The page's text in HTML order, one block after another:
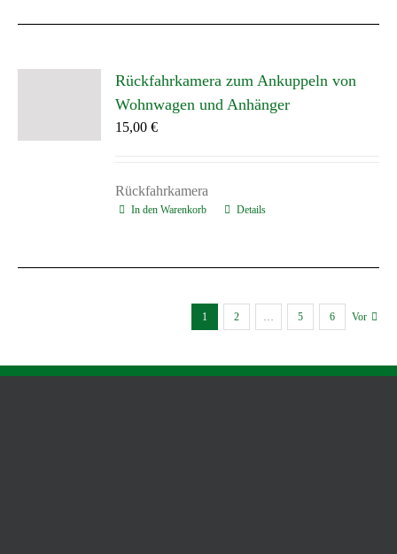
Rückfahrkamera zum Ankuppeln von
Wohnwagen und Anhänger
15,00€
Rückfahrkamera
In den Warenkorb Details
1 2 … 5 6 Vor